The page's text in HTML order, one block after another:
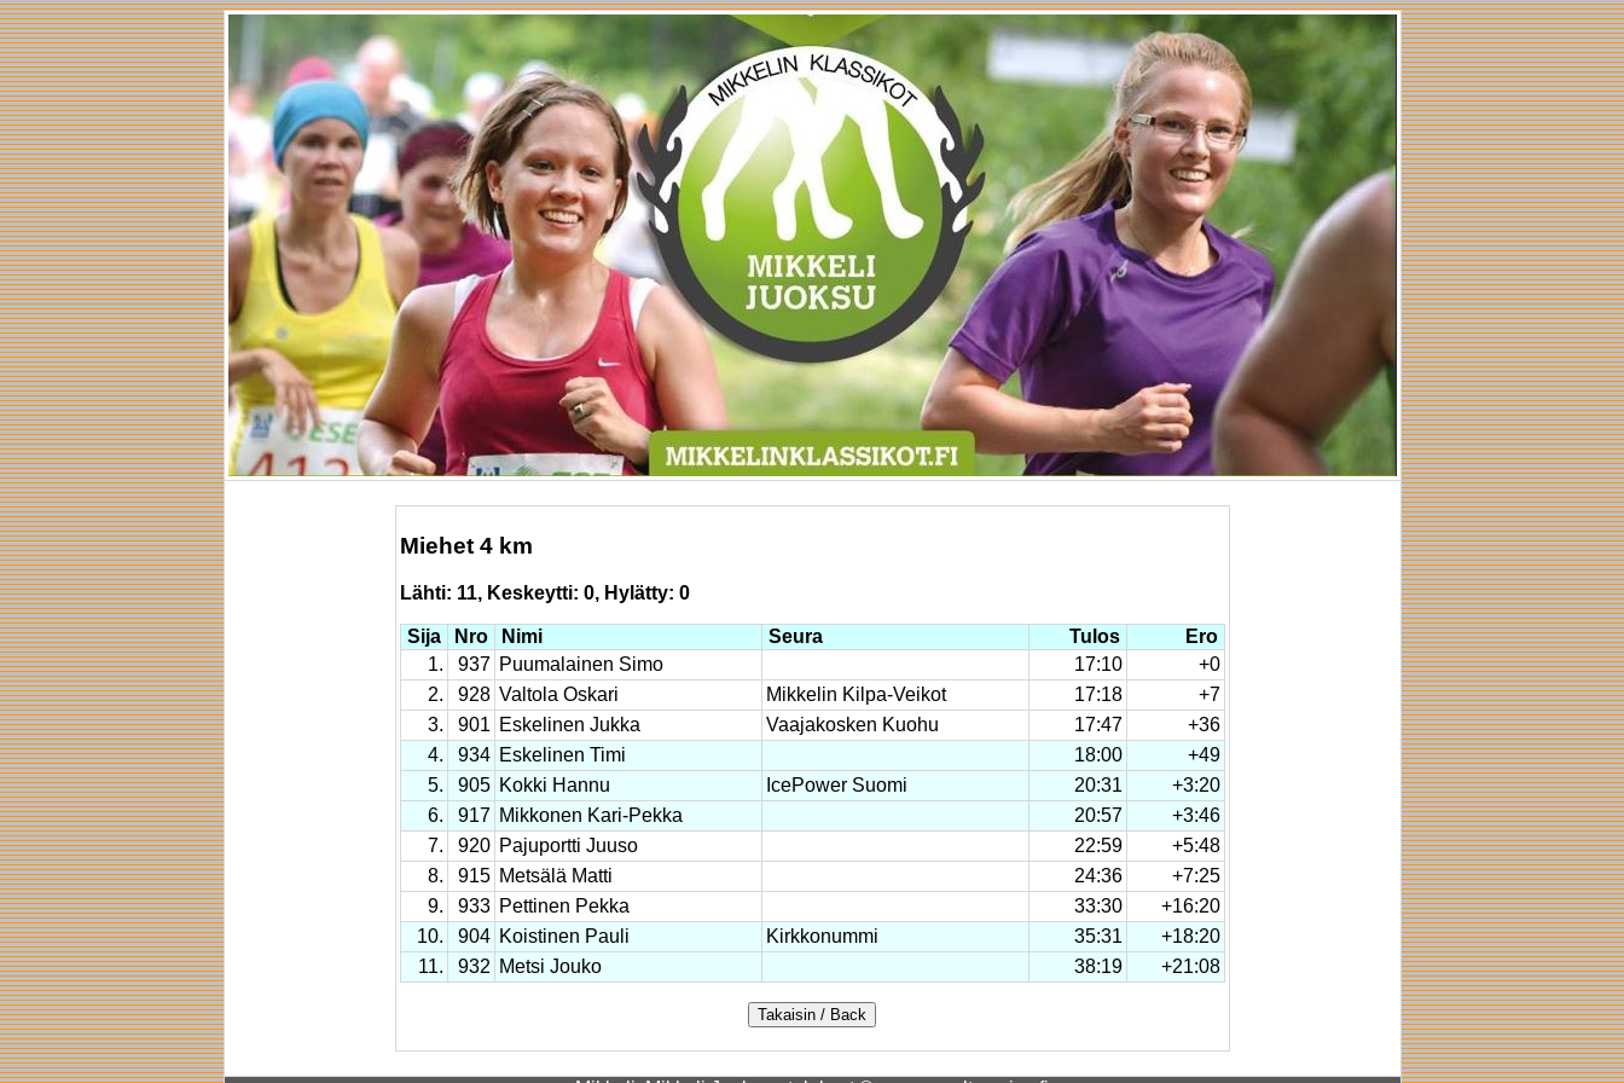
Miehet 4 km
Lähti: 11, Keskeytti: 0, Hylätty: 0
Sija Nro Nimi Seura Tulos
Ero
1.
937 Puumalainen Simo 17:10
+0
2.
928 Valtola Oskari Mikkelin Kilpa-Veikot 17:18
+7
3.
901 Eskelinen Jukka Vaajakosken Kuohu 17:47
+36
4.
934 Eskelinen Timi 18:00
+49
5.
905 Kokki Hannu IcePower Suomi 20:31
+3:20
6.
917 Mikkonen Kari-Pekka 20:57
+3:46
7.
920 Pajuportti Juuso 22:59
+5:48
8.
915 Metsälä Matti 24:36
+7:25
9.
933 Pettinen Pekka 33:30
+16:20
10.
904 Koistinen Pauli Kirkkonummi 35:31
+18:20
11.
932 Metsi Jouko 38:19 +21:08